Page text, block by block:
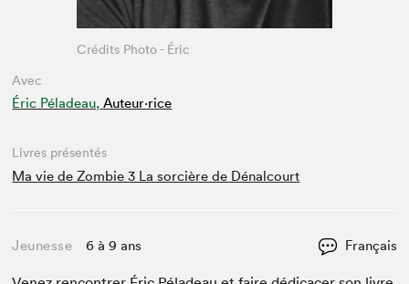
Avec
Éric Péladeau, Auteur·rice
Crédits Photo - Éric
Livres présentés
Ma vie de Zombie 3 La sorcière de Dénalcourt
Jeunesse 6 à 9 ans Français